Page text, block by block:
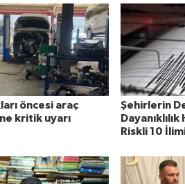
öncesi araç
kritik uyarı
Şehirlerin
Riskli 10